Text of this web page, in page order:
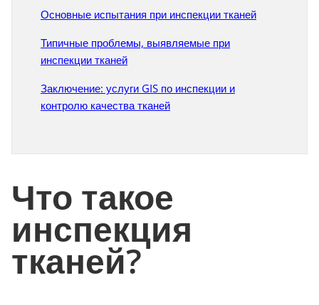
Основные испытания при инспекции тканей
Типичные проблемы, выявляемые при
инспекции тканей
Заключение: услуги GIS по инспекции и
контролю качества тканей
Что такое
инспекция
тканей?